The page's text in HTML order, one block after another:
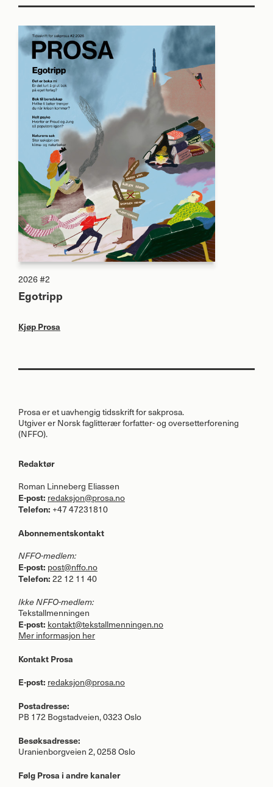
2026 #2
Egotripp
Kjøp Prosa
Prosa er et uavhengig tidsskrift for sakprosa.
Utgiver er Norsk faglitterær forfatter- og oversetterforening
(NFFO).
Redaktør
Roman Linneberg Eliassen
E-post: redaksjon@prosa.no
Telefon: +47 47231810
Abonnementskontakt
NFFO-medlem:
E-post: post@nffo.no
Telefon: 22 12 11 40
IkkeNFFO-medlem:
Tekstallmenningen
E-post: kontakt@tekstallmenningen.no
Mer informasjon her
Kontakt Prosa
E-post: redaksjon@prosa.no
Postadresse:
PB 172 Bogstadveien, 0323 Oslo
Besøksadresse:
Uranienborgveien 2, 0258 Oslo
Følg Prosa i andre kanaler